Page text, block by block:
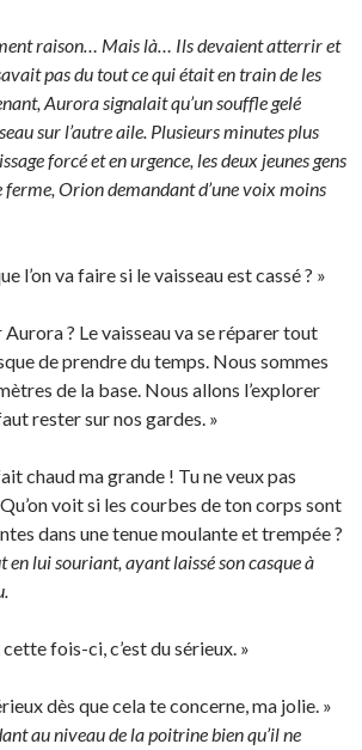
raison… Mais là… Ils devaient atterrir et
pas du tout ce qui était en train de les
Aurora signalait qu’un souffle gelé
sur l’autre aile. Plusieurs minutes plus
forcé et en urgence, les deux jeunes gens
Orion demandant d’une voix moins
l’on va faire si le vaisseau est cassé ? »
Aurora ? Le vaisseau va se réparer tout
de prendre du temps. Nous sommes
de la base. Nous allons l’explorer
rester sur nos gardes. »
chaud ma grande ! Tu ne veux pas
voit si les courbes de ton corps sont
dans une tenue moulante et trempée ?
lui souriant, ayant laissé son casque à
fois-ci, c’est du sérieux. »
dès que cela te concerne, ma jolie. »
au niveau de la poitrine bien qu’il ne